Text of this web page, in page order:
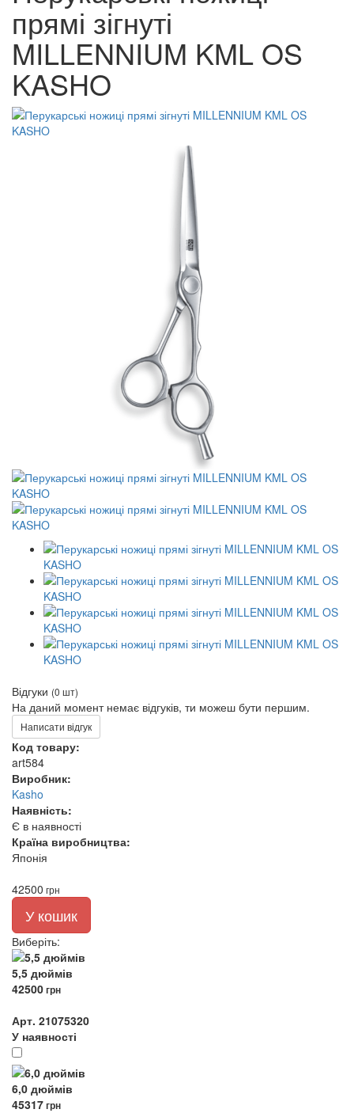
прямі зігнуті
MILLENNIUM KML OS
KASHO
Відгуки (0 шт)
На даний момент немає відгуків, ти можеш бути першим.
Написати відгук
Код товару:
art584
Виробник:
Kasho
Наявність:
Є в наявності
Країна виробництва:
Японія
42500 грн
У кошик
Виберіть:
5,5 дюймів
42500грн
Арт. 21075320
У наявності
6,0 дюймів
45317грн